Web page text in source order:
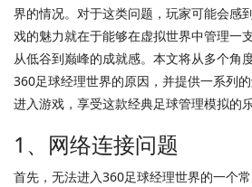
界的情况。对于这类问题，玩家可能会感
戏的魅力就在于能够在虚拟世界中管理一
从低谷到巅峰的成就感。本文将从多个角
360足球经理世界的原因，并提供一系列
进入游戏，享受这款经典足球管理模拟的乐
1、网络连接问题
首先，无法进入360足球经理世界的一个